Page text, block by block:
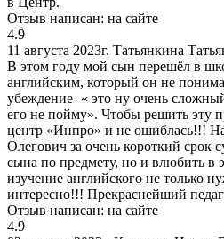
Отзыв написан: на сайте
4.9
11 августа 2023г. Татьянкина
В этом году мой сын перешёл в
английским, который он не
убеждение- « это ну очень
его не пойму». Чтобы решить эту
центр «Инпро» и не ошиблась!!!
Олегович за очень короткий срок
сына по предмету, но и влюбить в
изучение английского не только
интересно!!! Прекраснейший
Отзыв написан: на сайте
4.9